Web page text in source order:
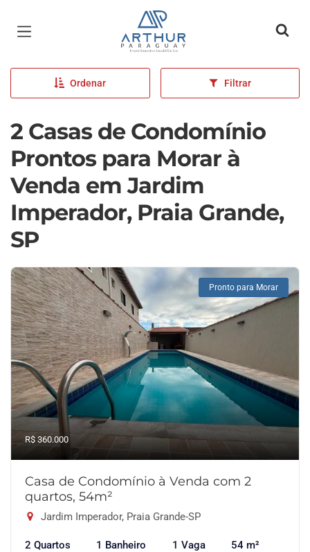
Página inicial
Ordenar Filtrar
2 Casas de Condomínio
Prontos para Morar à
Venda em Jardim
Imperador, Praia Grande,
SP
Pronto para Morar
R$ 360.000
Casa de Condomínio à Venda com 2
quartos, 54m²
Jardim Imperador, Praia Grande-SP
2 Quartos 1 Banheiro 1 Vaga 54 m²